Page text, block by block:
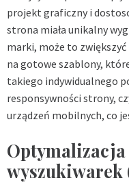
projekt graficzny i
strona miała unikalny
marki, może to
na gotowe szablony,
takiego indywidualnego
responsywności strony,
urządzeń mobilnych, co
Optymalizacja
wyszukiwarek